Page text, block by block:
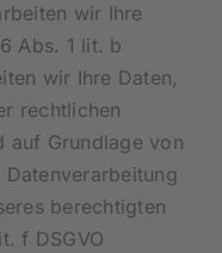
wir Ihre
Abs. 1 lit. b
wir Ihre Daten,
rechtlichen
auf Grundlage von
berechtigten
f DSGVO